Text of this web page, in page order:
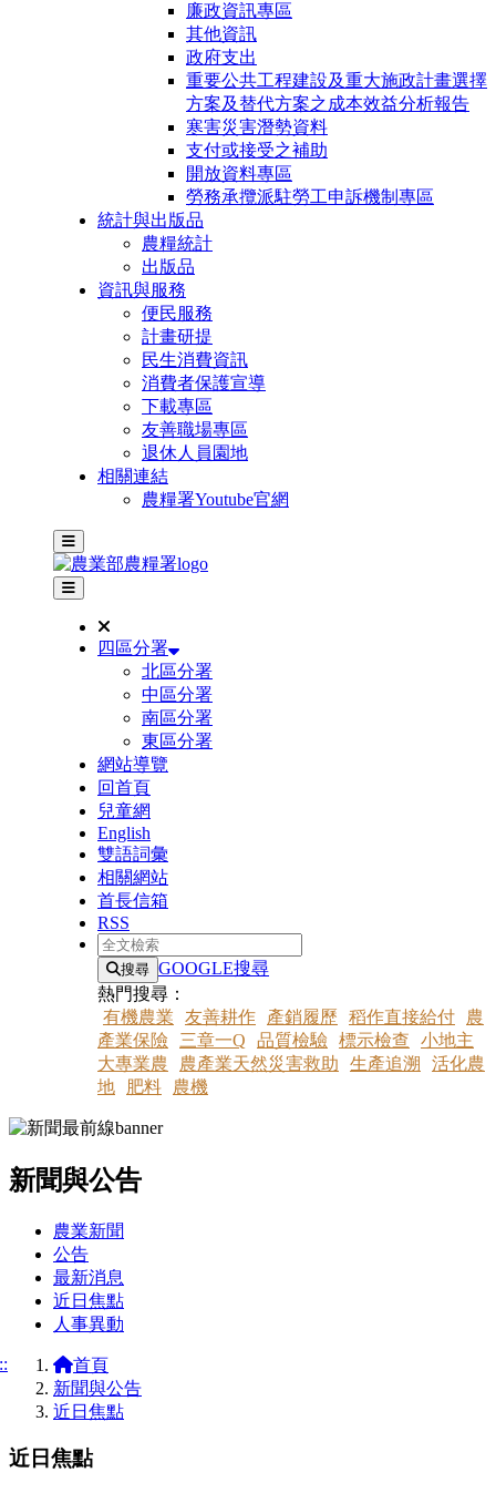
廉政資訊專區
其他資訊
政府支出
重要公共工程建設及重大施政計畫選擇
方案及替代方案之成本效益分析報告
寒害災害潛勢資料
支付或接受之補助
開放資料專區
勞務承攬派駐勞工申訴機制專區
統計與出版品
農糧統計
出版品
資訊與服務
便民服務
計畫研提
民生消費資訊
消費者保護宣導
下載專區
友善職場專區
退休人員園地
相關連結
農糧署Youtube官網
主選單
其他網站選單
四區分署
北區分署
中區分署
南區分署
東區分署
網站導覽
回首頁
兒童網
English
雙語詞彙
相關網站
首長信箱
RSS
全文檢索
搜尋 GOOGLE搜尋
熱門搜尋：
有機農業
友善耕作 產銷履歷 稻作直接給付
農
產業保險
三章一Q 品質檢驗 標示檢查
小地主
大專業農
農產業天然災害救助 生產追溯
活化農
地
肥料 農機
新聞與公告
農業新聞
公告
最新消息
近日焦點
人事異動
首頁
新聞與公告
近日焦點
近日焦點